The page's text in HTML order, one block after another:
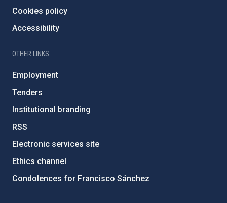
Cookies policy
Accessibility
OTHER LINKS
Employment
Tenders
Institutional branding
RSS
Electronic services site
Ethics channel
Condolences for Francisco Sánchez